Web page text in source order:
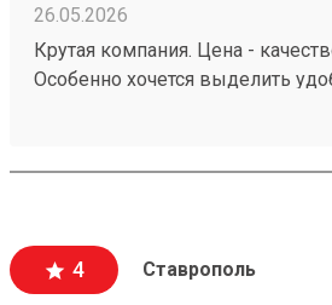
26.05.2026
Крутая компания. Цена -
Особенно хочется выделить
4 Ставрополь